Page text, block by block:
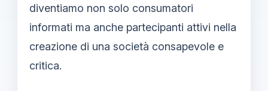
diventiamo non solo consumatori
informati ma anche partecipanti attivi nella
creazione di una società consapevole e
critica.